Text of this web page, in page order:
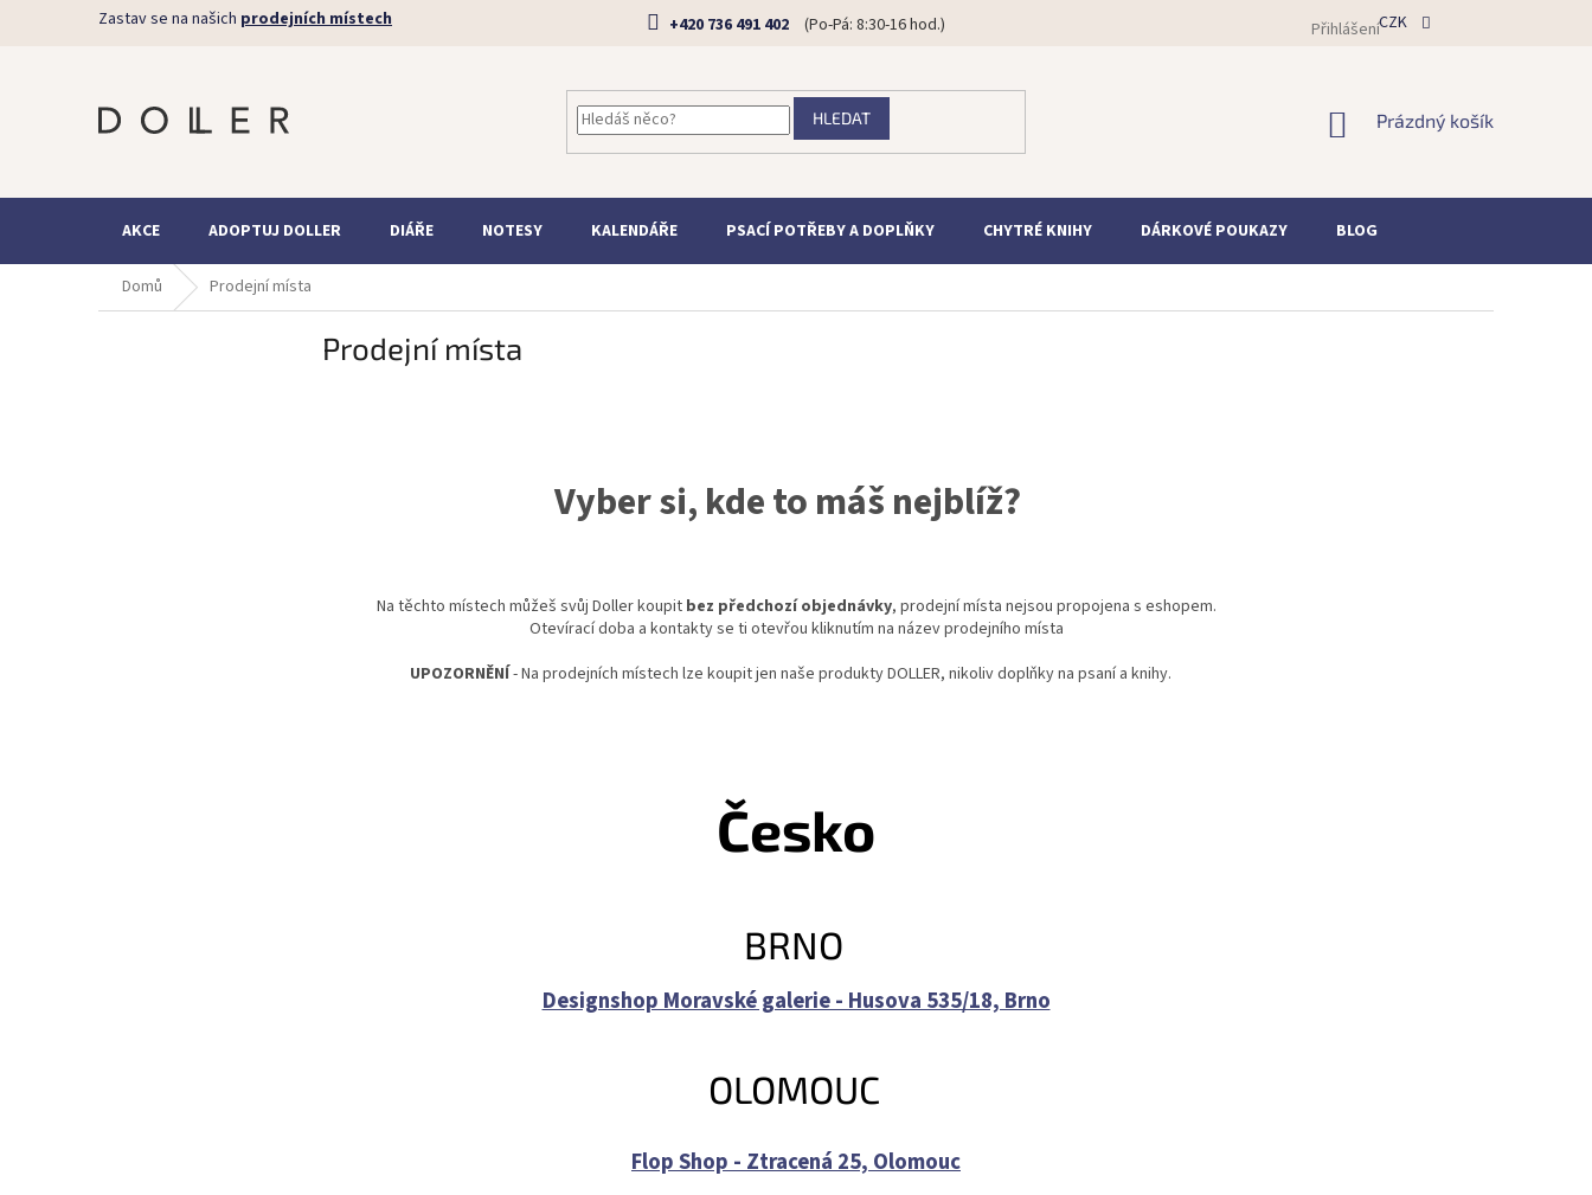
+420 736 491 402
Zastav se na našich prodejních místech CZK
Přihlášení
HLEDAT
NÁKUPNÍ
Prázdný košík
AKCE ADOPTUJ DOLLER DIÁŘE NOTESY KALENDÁŘE PSACÍ POTŘEBY A DOPLŇKY CHYTRÉ KNIHY DÁRKOVÉ POUKAZY BLOG
Domů Prodejní místa
Prodejní místa
Vyber si, kde to máš nejblíž?
Na těchto místech můžeš svůj Doller koupit bez předchozí objednávky, prodejní místa nejsou propojena s eshopem.
Otevírací doba a kontakty se ti otevřou kliknutím na název prodejního místa
UPOZORNĚNÍ- Na prodejních místech lze koupit jen naše produkty DOLLER, nikoliv doplňky na psaní a knihy.
Česko
BRNO
Designshop Moravské galerie - Husova 535/18, Brno
OLOMOUC
Flop Shop - Ztracená 25, Olomouc